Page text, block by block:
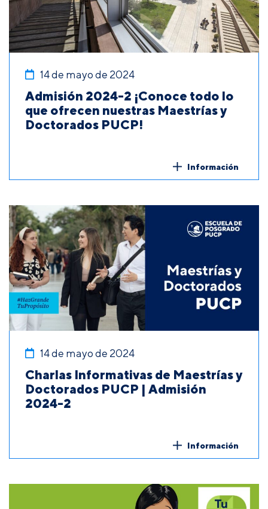
14 de mayo de 2024
Admisión 2024-2 ¡Conoce todo lo
que ofrecen nuestras Maestrías y
Doctorados PUCP!
Información
14 de mayo de 2024
Charlas Informativas de Maestrías y
Doctorados PUCP | Admisión
2024-2
Información